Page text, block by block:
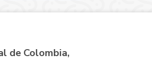
de Colombia,